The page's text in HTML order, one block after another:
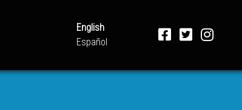
English
Español